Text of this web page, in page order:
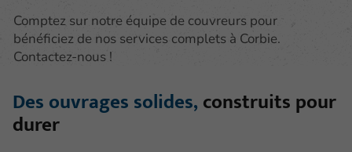
Comptez sur notre équipe de couvreurs pour
bénéficiez de nos services complets à Corbie.
Contactez-nous !
Des ouvrages solides,construits pour
durer